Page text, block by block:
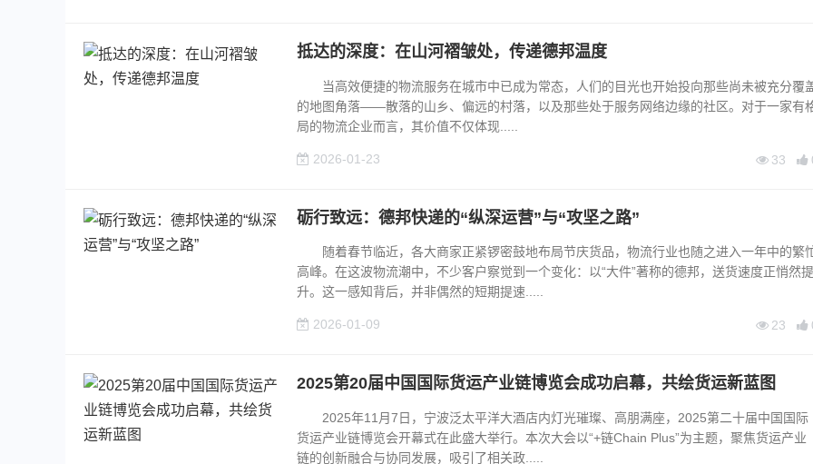
抵达的深度：在山河褶皱处，传递德邦温度
当高效便捷的物流服务在城市中已成为常态，人们的目光也开始投向那些尚未被充分覆
的地图角落——散落的山乡、偏远的村落，以及那些处于服务网络边缘的社区。对于一家有
局的物流企业而言，其价值不仅体现.....
2026-01-23 33
砺行致远：德邦快递的“纵深运营”与“攻坚之路”
随着春节临近，各大商家正紧锣密鼓地布局节庆货品，物流行业也随之进入一年中的繁
高峰。在这波物流潮中，不少客户察觉到一个变化：以“大件”著称的德邦，送货速度正悄然提
升。这一感知背后，并非偶然的短期提速.....
2026-01-09 23
2025第20届中国国际货运产业链博览会成功启幕，共绘货运新蓝图
2025年11月7日，宁波泛太平洋大酒店内灯光璀璨、高朋满座，2025第二十届中国国际
货运产业链博览会开幕式在此盛大举行。本次大会以“+链Chain Plus”为主题，聚焦货运产业
链的创新融合与协同发展，吸引了相关政.....